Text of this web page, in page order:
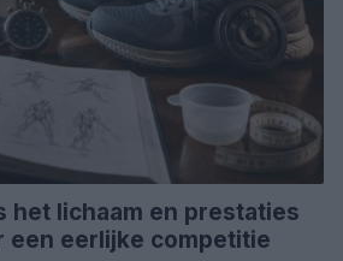
het lichaam en prestaties
een eerlijke competitie